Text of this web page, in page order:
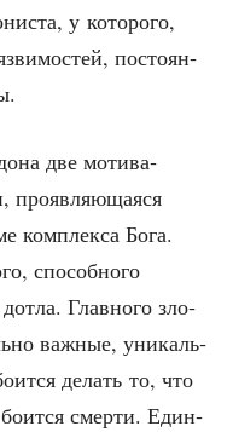
у кото­ро­го,
посто­ян­
две моти­ва­
про­яв­ля­ю­ща­я­ся
ком­плек­са Бога.
спо­соб­но­го
Глав­но­го зло­
важ­ные, уни­каль­
делать то, что
смер­ти. Един­